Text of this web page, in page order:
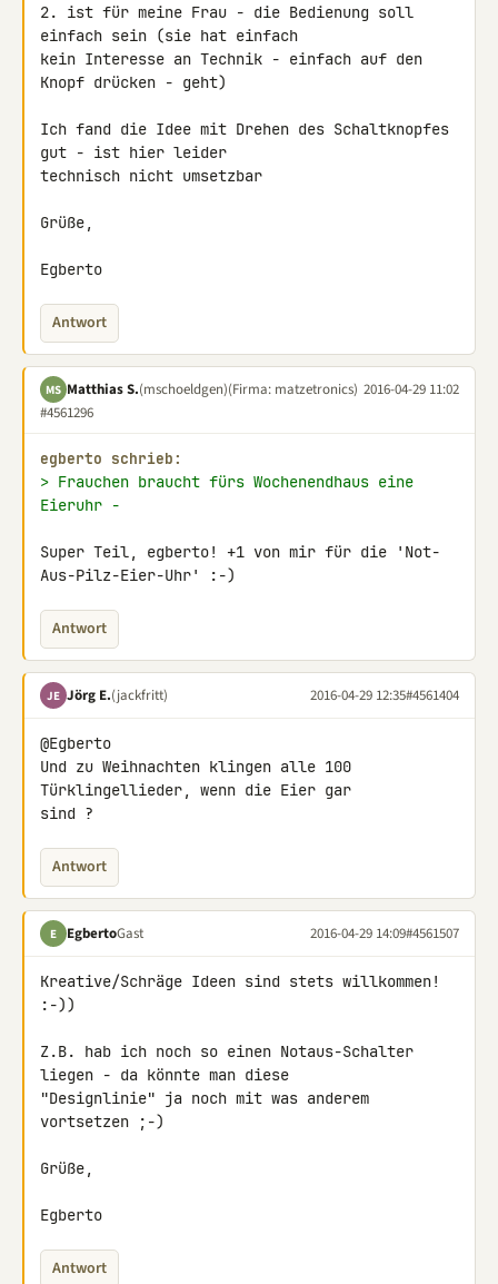
2. ist für meine Frau - die Bedienung soll
einfach sein (sie hat einfach
kein Interesse an Technik - einfach auf den
Knopf drücken - geht)
Ich fand die Idee mit Drehen des Schaltknopfes
gut - ist hier leider
technisch nicht umsetzbar
Grüße,
Egberto
Antwort
MS Matthias S.(mschoeldgen)(Firma: matzetronics) 2016-04-29 11:02
#4561296
egberto schrieb:
> Frauchen braucht fürs Wochenendhaus eine
Eieruhr -
Super Teil, egberto! +1 von mir für die 'Not-
Aus-Pilz-Eier-Uhr' :-)
Antwort
JE Jörg E.(jackfritt) 2016-04-29 12:35#4561404
@Egberto
Und zu Weihnachten klingen alle 100
Türklingellieder, wenn die Eier gar
sind ?
Antwort
E EgbertoGast 2016-04-29 14:09#4561507
Kreative/Schräge Ideen sind stets willkommen!
:-))
Z.B. hab ich noch so einen Notaus-Schalter
liegen - da könnte man diese
"Designlinie" ja noch mit was anderem
vortsetzen ;-)
Grüße,
Egberto
Antwort